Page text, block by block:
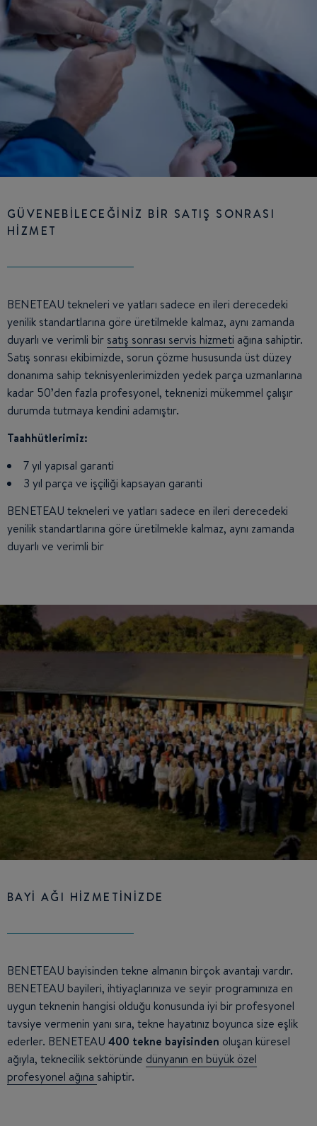
GÜVENEBİLECEĞİNİZ BİR SATIŞ SONRASI
HİZMET
BENETEAU tekneleri ve yatları sadece en ileri derecedeki
yenilik standartlarına göre üretilmekle kalmaz, aynı zamanda
duyarlı ve verimli bir satış sonrası servis hizmeti ağına sahiptir.
Satış sonrası ekibimizde, sorun çözme hususunda üst düzey
donanıma sahip teknisyenlerimizden yedek parça uzmanlarına
kadar 50’den fazla profesyonel, teknenizi mükemmel çalışır
durumda tutmaya kendini adamıştır.
Taahhütlerimiz:
7 yıl yapısal garanti
3 yıl parça ve işçiliği kapsayan garanti
BENETEAU tekneleri ve yatları sadece en ileri derecedeki
yenilik standartlarına göre üretilmekle kalmaz, aynı zamanda
duyarlı ve verimli bir
BAYİ AĞI HİZMETİNİZDE
BENETEAU bayisinden tekne almanın birçok avantajı vardır.
BENETEAU bayileri, ihtiyaçlarınıza ve seyir programınıza en
uygun teknenin hangisi olduğu konusunda iyi bir profesyonel
tavsiye vermenin yanı sıra, tekne hayatınız boyunca size eşlik
ederler. BENETEAU 400 tekne bayisinden oluşan küresel
ağıyla, teknecilik sektöründe dünyanın en büyük özel
profesyonel ağına sahiptir.